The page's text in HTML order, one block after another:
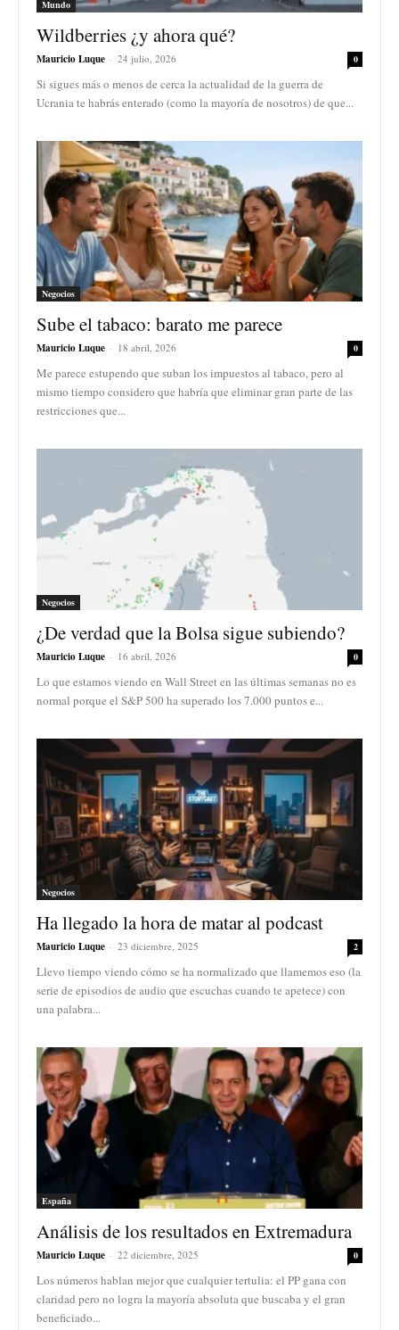
Mundo
Wildberries ¿y ahora qué?
Mauricio Luque - 24 julio, 2026 0
Si sigues más o menos de cerca la actualidad de la guerra de
Ucrania te habrás enterado (como la mayoría de nosotros) de que...
Negocios
Sube el tabaco: barato me parece
Mauricio Luque - 18 abril, 2026 0
Me parece estupendo que suban los impuestos al tabaco, pero al
mismo tiempo considero que habría que eliminar gran parte de las
restricciones que...
Negocios
¿De verdad que la Bolsa sigue subiendo?
Mauricio Luque - 16 abril, 2026 0
Lo que estamos viendo en Wall Street en las últimas semanas no es
normal porque el S&P 500 ha superado los 7.000 puntos e...
Negocios
Ha llegado la hora de matar al podcast
Mauricio Luque - 23 diciembre, 2025 2
Llevo tiempo viendo cómo se ha normalizado que llamemos eso (la
serie de episodios de audio que escuchas cuando te apetece) con
una palabra...
España
Análisis de los resultados en Extremadura
Mauricio Luque - 22 diciembre, 2025 0
Los números hablan mejor que cualquier tertulia: el PP gana con
claridad pero no logra la mayoría absoluta que buscaba y el gran
beneficiado...